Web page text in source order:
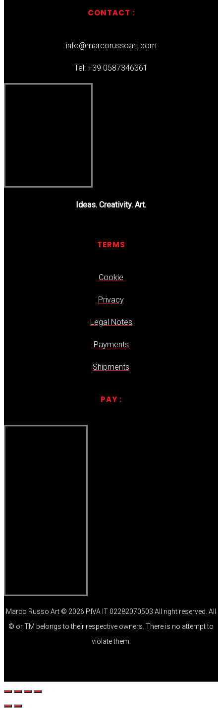
CONTACT :
info@marcorussoart.com
Tel: +39 0587346361
Ideas. Creativity. Art.
TERMS
Cookie
Privacy
Legal Notes
Payments
Shipments
PAY :
Marco Russo Art © 2026 P.IVA IT 02282070503 All right reserved. All
© or TM belongs to their respective owners. There is no attempt to
violate them.